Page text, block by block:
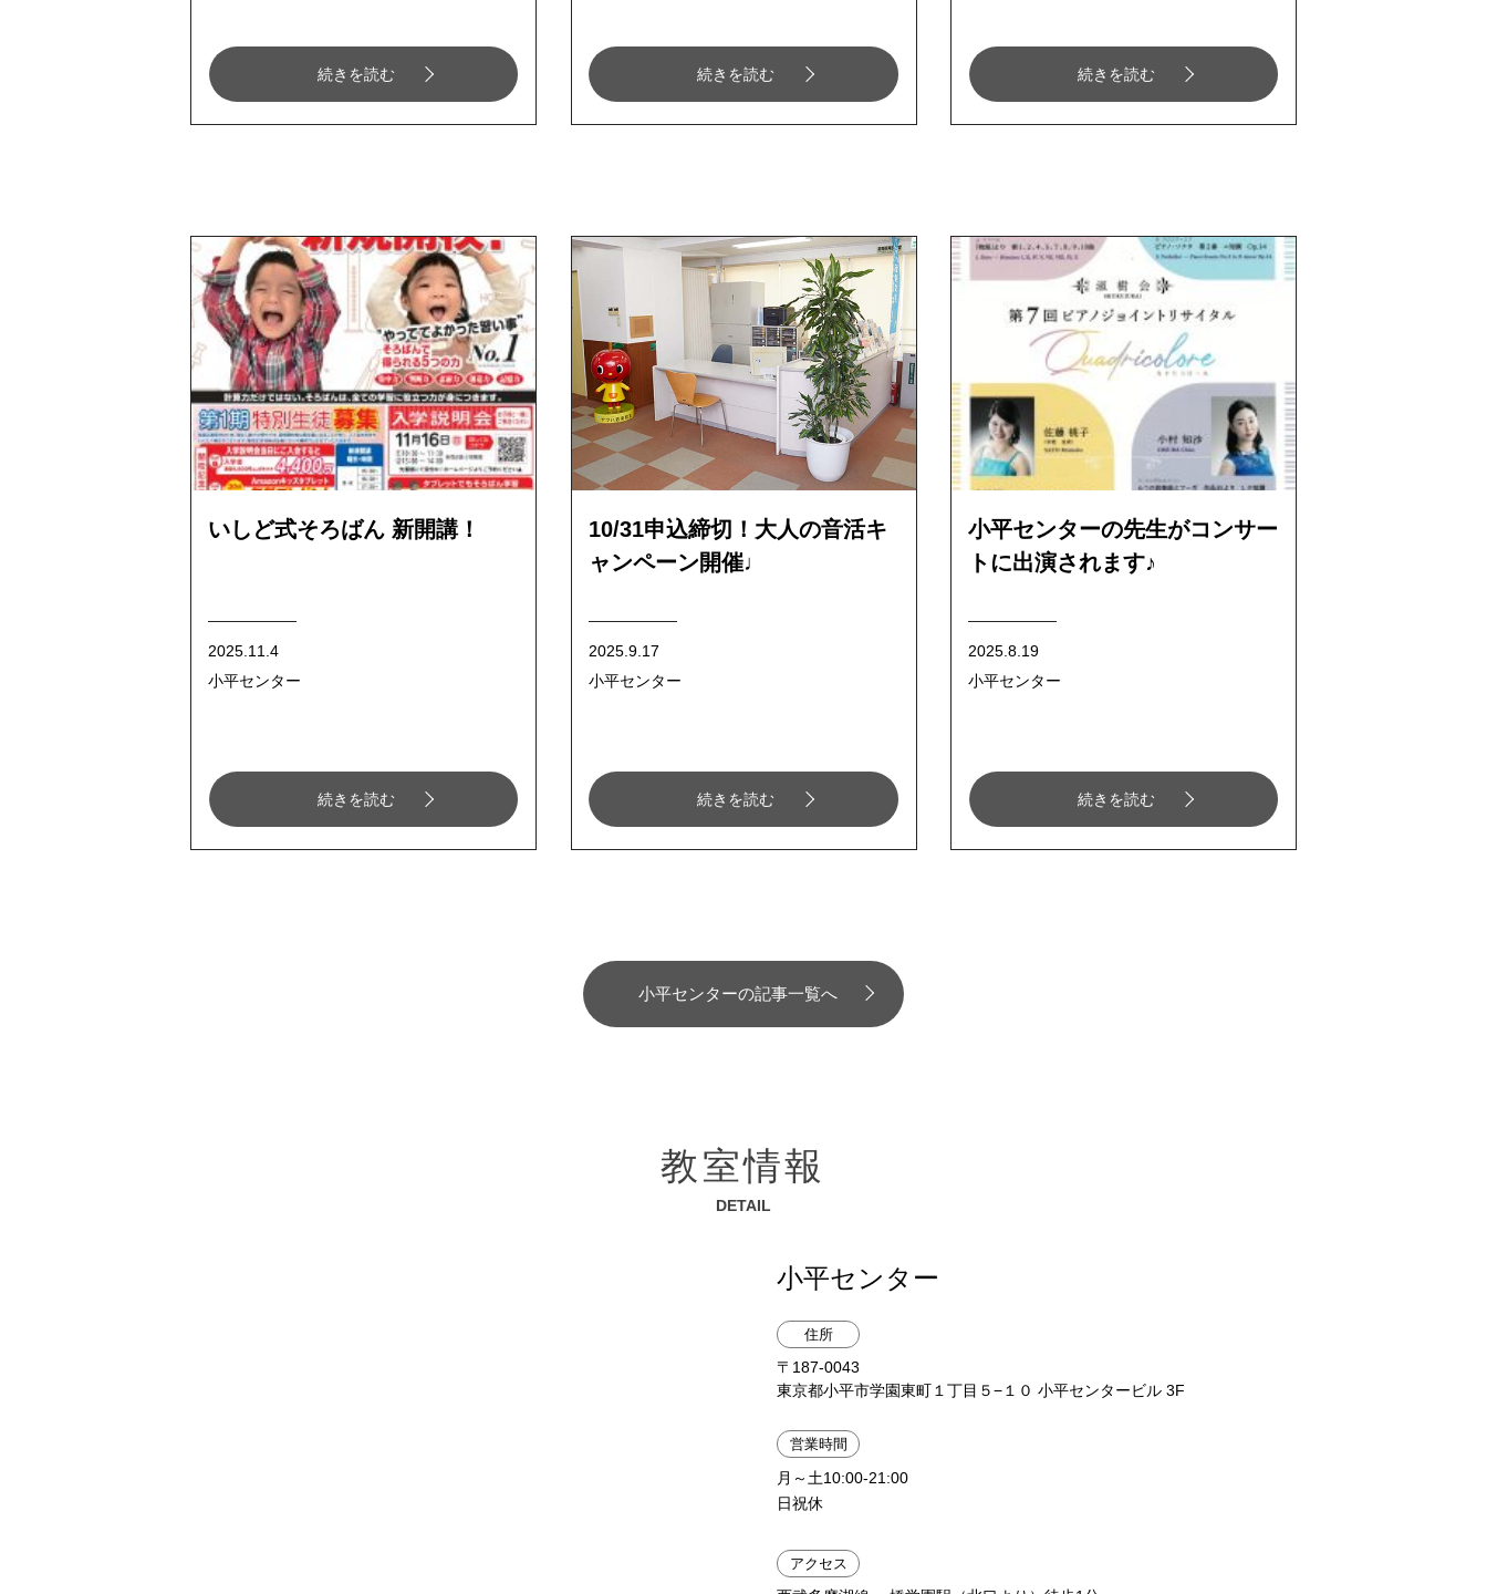
続きを読む 続きを読む 続きを読む
いしど式そろばん 新開講！
2025.11.4
小平センター
続きを読む
10/31申込締切！大人の音活キ
ャンペーン開催♩
2025.9.17
小平センター
続きを読む
小平センターの先生がコンサー
トに出演されます♪
2025.8.19
小平センター
続きを読む
小平センターの記事一覧へ
教室情報
DETAIL
小平センター
住所
〒187-0043
東京都小平市学園東町１丁目５−１０ 小平センタービル 3F
営業時間
月～土10:00-21:00
日祝休
アクセス